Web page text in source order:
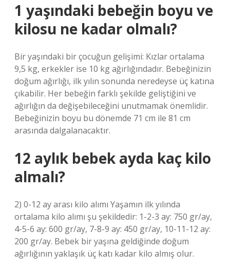
1 yaşındaki bebeğin boyu ve
kilosu ne kadar olmalı?
Bir yaşındaki bir çocuğun gelişimi: Kızlar ortalama
9,5 kg, erkekler ise 10 kg ağırlığındadır. Bebeğinizin
doğum ağırlığı, ilk yılın sonunda neredeyse üç katına
çıkabilir. Her bebeğin farklı şekilde geliştiğini ve
ağırlığın da değişebileceğini unutmamak önemlidir.
Bebeğinizin boyu bu dönemde 71 cm ile 81 cm
arasında dalgalanacaktır.
12 aylık bebek ayda kaç kilo
almalı?
2) 0-12 ay arası kilo alımı Yaşamın ilk yılında
ortalama kilo alımı şu şekildedir: 1-2-3 ay: 750 gr/ay,
4-5-6 ay: 600 gr/ay, 7-8-9 ay: 450 gr/ay, 10-11-12 ay:
200 gr/ay. Bebek bir yaşına geldiğinde doğum
ağırlığının yaklaşık üç katı kadar kilo almış olur.